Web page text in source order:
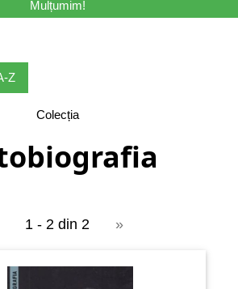
Mulțumim!
Z
Colecția
1 - 2 din 2 »